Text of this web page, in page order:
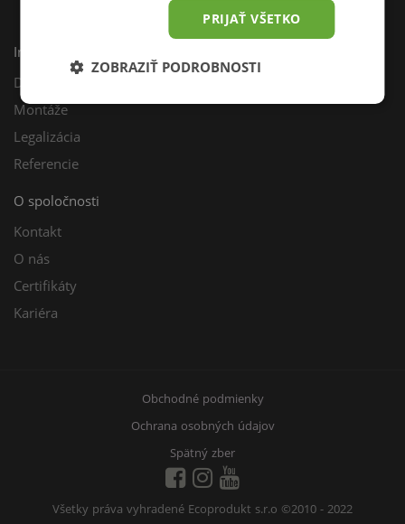
Inštalácie
Dotácie
Montáže
Legalizácia
Referencie
O spoločnosti
Kontakt
O nás
Certifikáty
Kariéra
Obchodné podmienky
Ochrana osobných údajov
Spätný zber
Všetky práva vyhradené Ecoprodukt s.r.o ©2010 - 2022
PRIJAŤ VŠETKO
ZOBRAZIŤ PODROBNOSTI